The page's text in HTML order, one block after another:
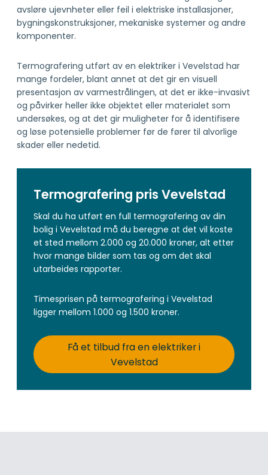
avsløre ujevnheter eller feil i elektriske installasjoner,
bygningskonstruksjoner, mekaniske systemer og andre
komponenter.
Termografering utført av en elektriker i Vevelstad har
mange fordeler, blant annet at det gir en visuell
presentasjon av varmestrålingen, at det er ikke-invasivt
og påvirker heller ikke objektet eller materialet som
undersøkes, og at det gir muligheter for å identifisere
og løse potensielle problemer før de fører til alvorlige
skader eller nedetid.
Termografering pris Vevelstad
Skal du ha utført en full termografering av din
bolig i Vevelstad må du beregne at det vil koste
et sted mellom 2.000 og 20.000 kroner, alt etter
hvor mange bilder som tas og om det skal
utarbeides rapporter.
Timesprisen på termografering i Vevelstad
ligger mellom 1.000 og 1.500 kroner.
Få et tilbud fra en elektriker i
Vevelstad